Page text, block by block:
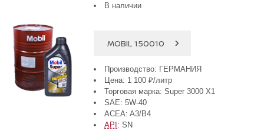
В наличии
MOBIL 150010
Производство: ГЕРМАНИЯ
Цена: 1 100 ₽/литр
Торговая марка: Super 3000 X1
SAE: 5W-40
ACEA: A3/B4
API : SN